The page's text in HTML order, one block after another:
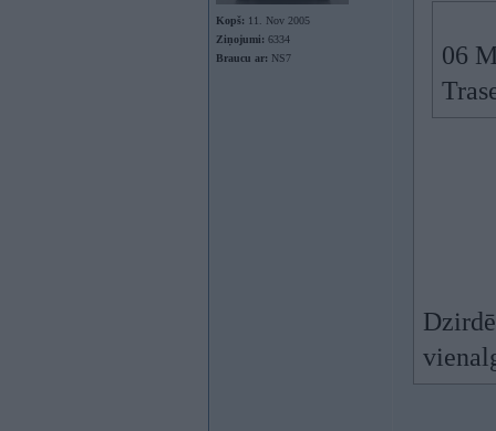
Kopš: 11. Nov 2005
Ziņojumi: 6334
Braucu ar: NS7
06